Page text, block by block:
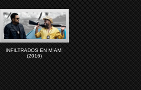
INFILTRADOS EN MIAMI
(2016)